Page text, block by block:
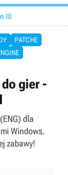
III
PATCHE
gier -
dla
Windows.
zabawy!